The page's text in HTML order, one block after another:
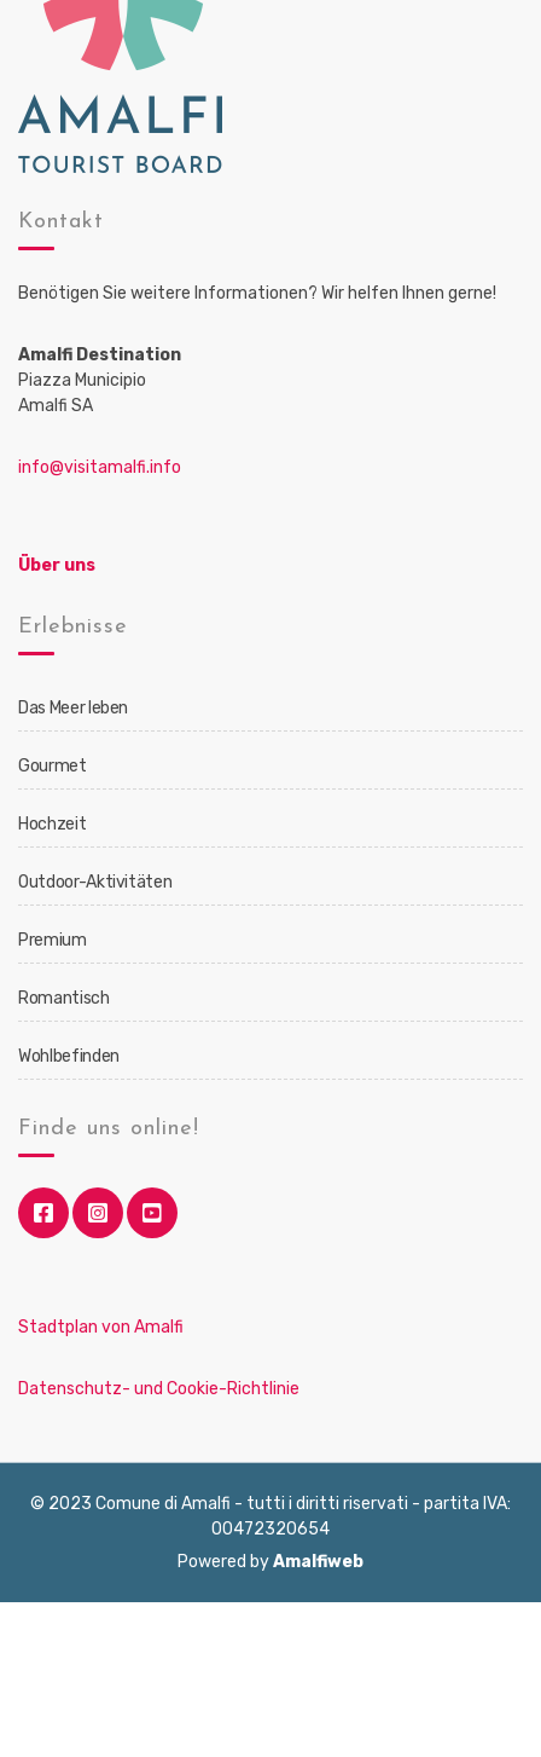
Kontakt
Benötigen Sie weitere Informationen? Wir helfen Ihnen gerne!
Amalfi Destination
Piazza Municipio
Amalfi SA
info@visitamalfi.info
Über uns
Erlebnisse
Das Meer leben
Gourmet
Hochzeit
Outdoor-Aktivitäten
Premium
Romantisch
Wohlbefinden
Finde uns online!
Stadtplan von Amalfi
Datenschutz- und Cookie-Richtlinie
© 2023 Comune di Amalfi - tutti i diritti riservati - partita IVA:
00472320654
Powered byAmalfiweb